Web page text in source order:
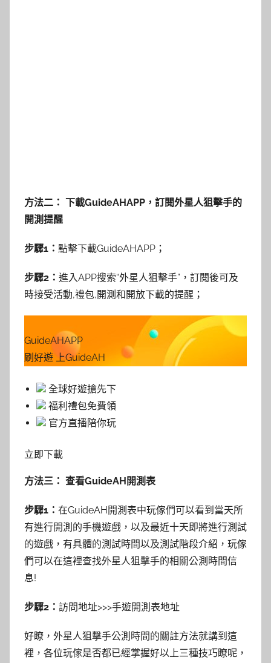
方法二： 下載GuideAHAPP，訂閱外星人狙擊手的
開測提醒
步驟1： 點擊下載GuideAHAPP；
步驟2： 進入APP搜索“外星人狙擊手”，訂閱後可及
時接受活動,禮包,開測和開放下載的提醒；
GuideAHAPP
刷好遊 上GuideAH
全球好遊搶先下
福利禮包免費領
官方直播陪你玩
立即下載
方法三： 查看GuideAH開測表
步驟1： 在GuideAH開測表中玩傢們可以看到當天所
有進行開測的手機遊戲，以及最近十天即將進行測試
的遊戲，有具體的測試時間以及測試階段介紹，玩傢
們可以在這裡查找外星人狙擊手的相關公測時間信
息!
步驟2： 訪問地址>>>手遊開測表地址
好瞭，外星人狙擊手公測時間的關註方法就講到這
裡，各位玩傢是否都已經掌握好以上三種技巧瞭呢，